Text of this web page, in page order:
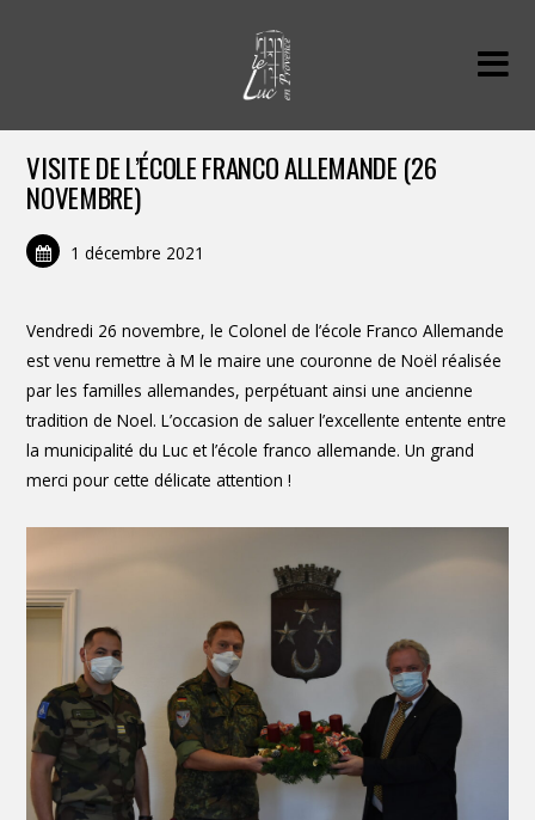
VISITE DE L’ÉCOLE FRANCO ALLEMANDE (26
NOVEMBRE)
1 décembre 2021
Vendredi 26 novembre, le Colonel de l’école Franco Allemande
est venu remettre à M le maire une couronne de Noël réalisée
par les familles allemandes, perpétuant ainsi une ancienne
tradition de Noel. L’occasion de saluer l’excellente entente entre
la municipalité du Luc et l’école franco allemande. Un grand
merci pour cette délicate attention !